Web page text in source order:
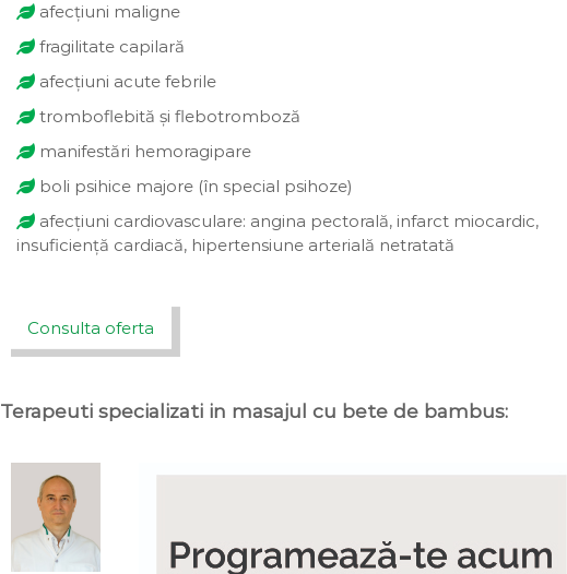
afecțiuni maligne
fragilitate capilară
afecțiuni acute febrile
tromboflebită și flebotromboză
manifestări hemoragipare
boli psihice majore (în special psihoze)
afecțiuni cardiovasculare: angina pectorală, infarct miocardic,
insuficiență cardiacă, hipertensiune arterială netratată
Consulta oferta
Terapeuti specializati in masajul cu bete de bambus: